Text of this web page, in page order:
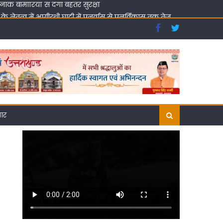
में भागीरथी घाटी में पुनर्वास से पुनर्विकास तक तेज
बीमारियों से देगा बेहतर सुरक्षा